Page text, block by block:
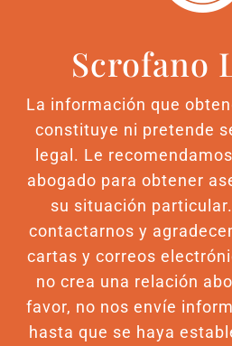
Scrofano
La información que
constituye ni pretende
legal. Le
abogado para obtener
su situación
contactarnos y
cartas y correos
no crea una relación
favor, no nos envíe
hasta que se haya